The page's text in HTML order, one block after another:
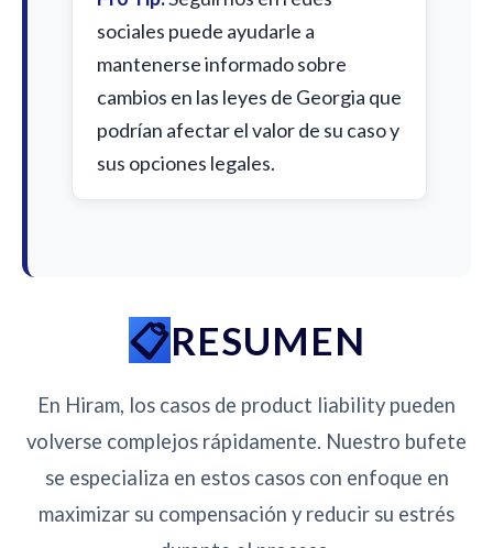
sociales puede ayudarle a
mantenerse informado sobre
cambios en las leyes de Georgia que
podrían afectar el valor de su caso y
sus opciones legales.
RESUMEN
En Hiram, los casos de product liability pueden
volverse complejos rápidamente. Nuestro bufete
se especializa en estos casos con enfoque en
maximizar su compensación y reducir su estrés